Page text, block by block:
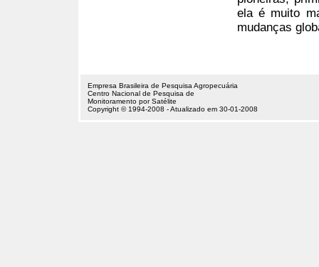
ela é muito
mudanças
Empresa Brasileira de Pesquisa Agropecuária
Centro Nacional de Pesquisa de
Monitoramento por Satélite
Copyright © 1994-2008 - Atualizado em 30-01-2008